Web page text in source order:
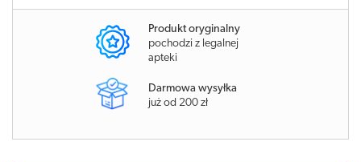
Produkt oryginalny
pochodzi z legalnej
apteki
Darmowa wysyłka
już od 200 zł